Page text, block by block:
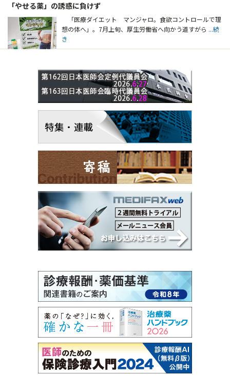
「やせる薬」の誘惑に負けず
「医療ダイエット マンジャロ。食欲コントロールで理
想の体へ」。7月上旬、厚生労働省へ向かう道すがら ...続
き